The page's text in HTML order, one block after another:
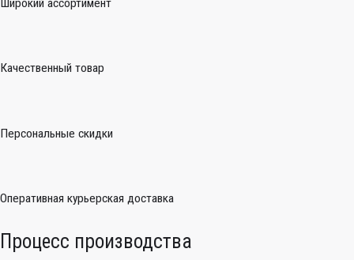
Качественный товар
Персональные скидки
Оперативная курьерская доставка
Процесс производства